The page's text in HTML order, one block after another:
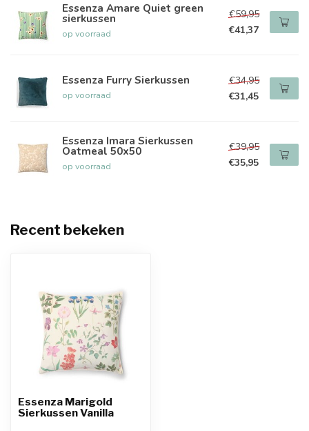
Essenza Amare Quiet green
sierkussen
op voorraad
€59,95
€41,37
Essenza Furry Sierkussen
op voorraad
€34,95
€31,45
Essenza Imara Sierkussen
Oatmeal 50x50
op voorraad
€39,95
€35,95
Recent bekeken
Essenza Marigold
Sierkussen Vanilla